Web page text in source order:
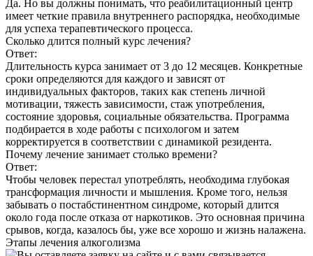
Да. Но вы должны понимать, что реабилитационный центр
имеет четкие правила внутреннего распорядка, необходимые
для успеха терапевтического процесса.
Сколько длится полный курс лечения?
Ответ:
Длительность курса занимает от 3 до 12 месяцев. Конкретные
сроки определяются для каждого и зависят от
индивидуальных факторов, таких как степень личной
мотивации, тяжесть зависимости, стаж употребления,
состояние здоровья, социальные обязательства. Программа
подбирается в ходе работы с психологом и затем
корректируется в соответствии с динамикой резидента.
Почему лечение занимает столько времени?
Ответ:
Чтобы человек перестал употреблять, необходима глубокая
трансформация личности и мышления. Кроме того, нельзя
забывать о постабстинентном синдроме, который длится
около года после отказа от наркотиков. Это основная причина
срывов, когда, казалось бы, уже все хорошо и жизнь налажена.
Этапы лечения алкоголизма